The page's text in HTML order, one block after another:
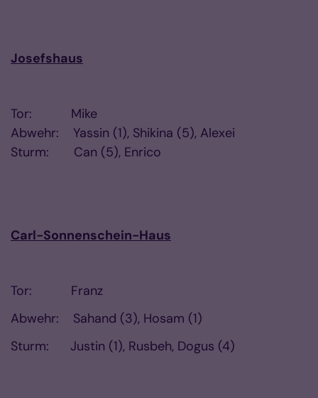
Josefshaus
Tor: Mike
Abwehr: Yassin (1), Shikina (5), Alexei
Sturm: Can (5), Enrico
Carl-Sonnenschein-Haus
Tor: Franz
Abwehr: Sahand (3), Hosam (1)
Sturm: Justin (1), Rusbeh, Dogus (4)